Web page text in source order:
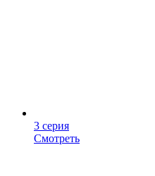
3 серия
Смотреть